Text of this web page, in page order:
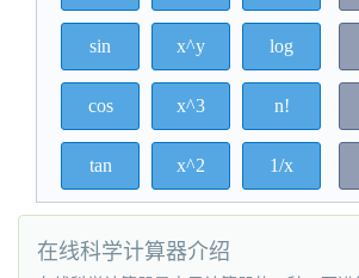
在线科学计算器介绍